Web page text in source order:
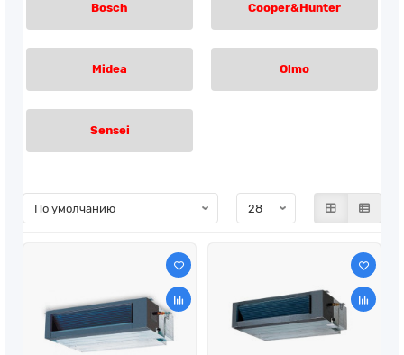
Bosch Cooper&Hunter
Midea Olmo
Sensei